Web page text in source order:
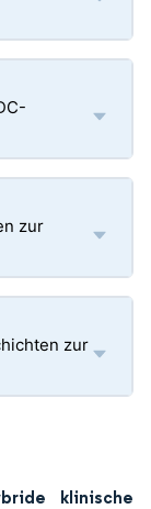
zur
zur
klinische